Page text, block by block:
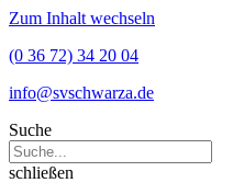
Zum Inhalt wechseln
(0 36 72) 34 20 04
info@svschwarza.de
Suche
schließen